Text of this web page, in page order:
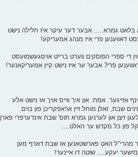
א בלאט גמרא..... אבער דער עיקר איז חלילה נישט
דאווענען פרי איז מנהג אמעריקע!
די ספרי הפוסקים ווערט ברייט אויסגעשמועסט
פרי? אבער ער איז נישט קיין אמעריקאנער!
אזייגער. אמת. און איך ווייס אויך אז נישט אלע
די פריע מינים שבת, זאלן מוחל זיין אראפקריכן פון בוים.
זיצן און לערנען גמרא תוס' שבת אינדערפרי פארן
שטיקל פון כל מקדש ער האלט....
דער מהרי"ל האט פארשטאנען אז שבת דארף מען
יעקע.... שוטה דו איינער!